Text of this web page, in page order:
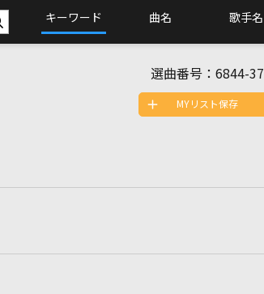
キーワード 曲名 歌手名
選曲番号： 6844-37
MYリスト保存